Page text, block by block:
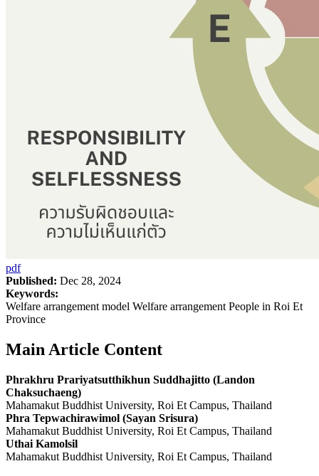
pdf
Published: Dec 28, 2024
Keywords:
Welfare arrangement model Welfare arrangement People in Roi Et
Province
Main Article Content
Phrakhru Prariyatsutthikhun Suddhajitto (Landon
Chaksuchaeng)
Mahamakut Buddhist University, Roi Et Campus, Thailand
Phra Tepwachirawimol (Sayan Srisura)
Mahamakut Buddhist University, Roi Et Campus, Thailand
Uthai Kamolsil
Mahamakut Buddhist University, Roi Et Campus, Thailand